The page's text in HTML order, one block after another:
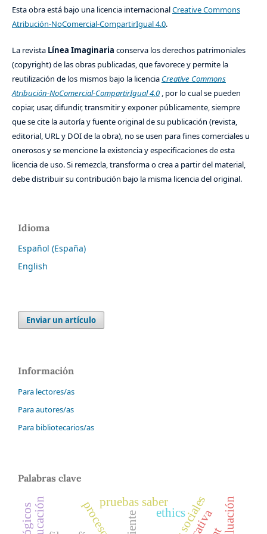
Esta obra está bajo una licencia internacionalCreative Commons
Atribución-NoComercial-CompartirIgual 4.0.
La revista Línea Imaginaria conserva los derechos patrimoniales
(copyright) de las obras publicadas, que favorece y permite la
reutilización de los mismos bajo la licencia Creative Commons
Atribución-NoComercial-CompartirIgual 4.0, por lo cual se pueden
copiar, usar, difundir, transmitir y exponer públicamente, siempre
que se cite la autoría y fuente original de su publicación (revista,
editorial, URL y DOI de la obra), no se usen para fines comerciales u
onerosos y se mencione la existencia y especificaciones de esta
licencia de uso. Si remezcla, transforma o crea a partir del material,
debe distribuir su contribución bajo la misma licencia del original.
Idioma
Español (España)
English
Enviar un artículo
Información
Para lectores/as
Para autores/as
Para bibliotecarios/as
Palabras clave
ethics
pruebas saber